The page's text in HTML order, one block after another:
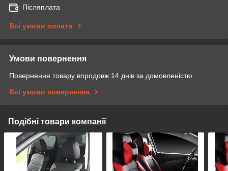
Післяплата
Всі умови оплати
Умови повернення
Повернення товару впродовж 14 днів за домовленістю
Всі умови повернення
Подібні товари компанії